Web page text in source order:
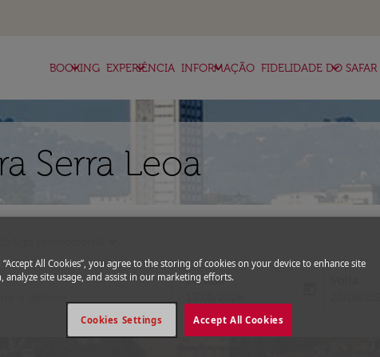
BOOKING
keyboard_arrow_down EXPERIÊNCIA
keyboard_arrow_down INFORMAÇÃO
keyboard_arrow_down FIDELIDADE DO SAFAR
keyboard_arrow_down
Serra Leoa
Partida
fc-
“Accept All Cookies”, you agree to the storing of cookies on your device to enhance site
analyze site usage, and assist in our marketing efforts.
Accept All Cookies
Cookies Settings